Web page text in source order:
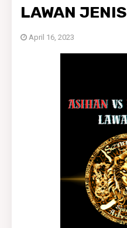
LAWAN JENIS
April 16, 2023